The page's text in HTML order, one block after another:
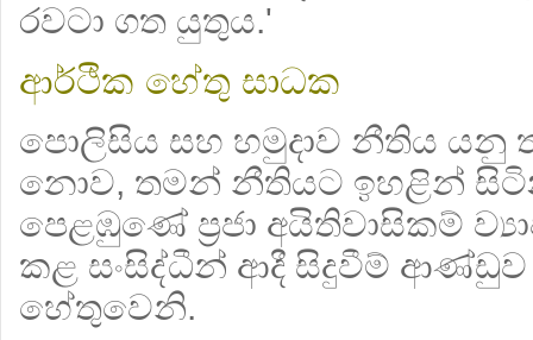
රවටා ගත යුතුය.'
ආර්ථික හේතු සාධක
පොලිසිය සහ හමුදාව නීතිය
නොව, තමන් නීතියට ඉහළින්
පෙළඹුණේ ප්‍රජා අයිතිවාසිකම්
කළ සංසිද්ධීන් ආදී සිදුවීම් ආණ්ඩුව
හේතුවෙනි.